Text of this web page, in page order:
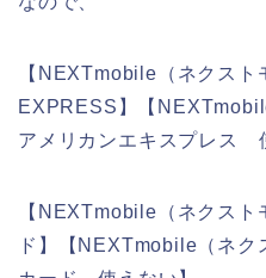
【NEXTmobile（ネクス
EXPRESS】【
アメリカンエキスプレス
【NEXTmobile（ネクス
ド】【NEXTmobile（ネ